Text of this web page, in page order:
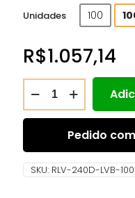
Unidades 100
R$1.057,14
Pedido
SKU: RLV-240D-LVB-